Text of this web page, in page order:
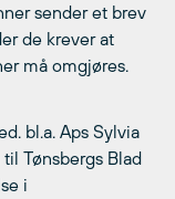
sender et brev
de krever at
må omgjøres.
bl.a. Aps Sylvia
Tønsbergs Blad
i